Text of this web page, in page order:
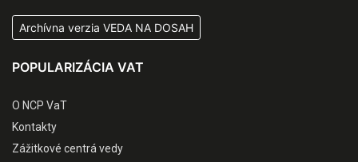
Archívna verzia VEDA NA DOSAH
POPULARIZÁCIA VAT
O NCP VaT
Kontakty
Zážitkové centrá vedy